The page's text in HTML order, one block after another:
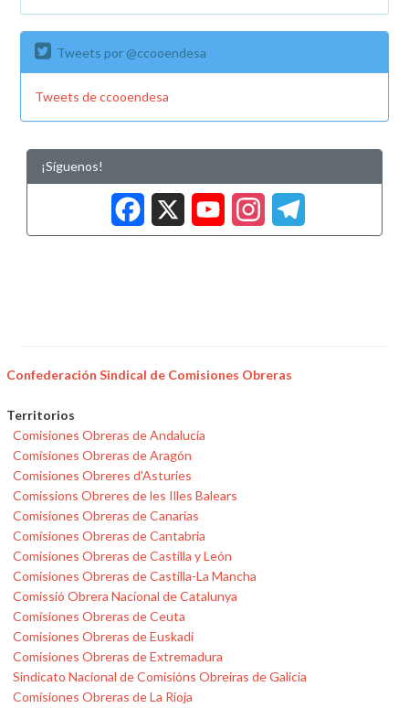
Tweets por @ccooendesa
Tweets de ccooendesa
¡Síguenos!
Facebook
X
Confederación Sindical de Comisiones Obreras
Territorios
Comisiones Obreras de Andalucía
Comisiones Obreras de Aragón
Comisiones Obreres d'Asturies
Comissions Obreres de les Illes Balears
Comisiones Obreras de Canarias
Comisiones Obreras de Cantabria
Comisiones Obreras de Castilla y León
Comisiones Obreras de Castilla-La Mancha
Comissió Obrera Nacional de Catalunya
Comisiones Obreras de Ceuta
Comisiones Obreras de Euskadi
Comisiones Obreras de Extremadura
Sindicato Nacional de Comisións Obreiras de Galicia
Comisiones Obreras de La Rioja